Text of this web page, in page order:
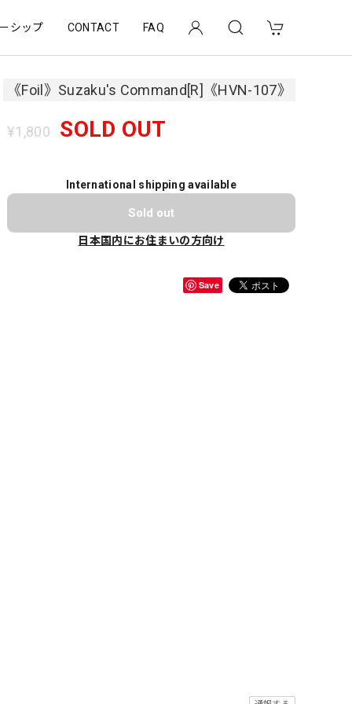
シップ CONTACT FAQ
《Foil》Suzaku's Command[R]《HVN-107》
¥1,800 SOLD OUT
International shipping available
Sold out
日本国内にお住まいの方向け
Save